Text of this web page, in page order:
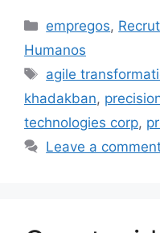
Categories
empregos,
Humanos
Tags
agile
khadakban,
technologies corp,
Leave a